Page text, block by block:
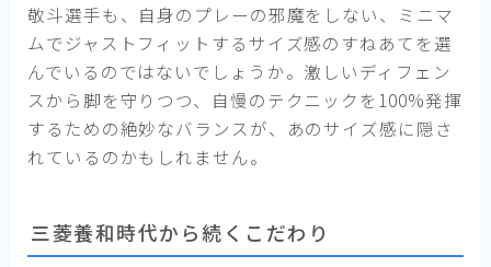
敬斗選手も、自身のプレーの邪魔をしない、ミニマ
ムでジャストフィットするサイズ感のすねあてを選
んでいるのではないでしょうか。激しいディフェン
スから脚を守りつつ、自慢のテクニックを100%発揮
するための絶妙なバランスが、あのサイズ感に隠さ
れているのかもしれません。
三菱養和時代から続くこだわり